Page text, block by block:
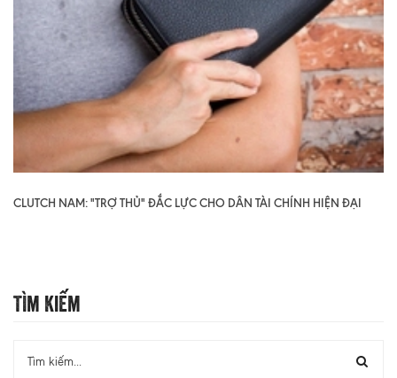
CLUTCH NAM: "TRỢ THỦ" ĐẮC LỰC CHO DÂN TÀI CHÍNH HIỆN ĐẠI
Tìm Kiếm